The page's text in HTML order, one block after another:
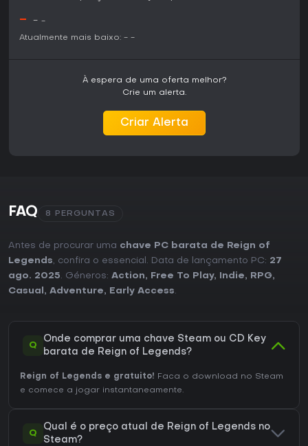
- - -
Atualmente mais baixo: - -
À espera de uma oferta melhor?
Crie um alerta.
Criar Alerta
FAQ 8 PERGUNTAS
Antes de procurar uma chave PC barata de Reign of
Legends, confira o essencial. Data de lançamento PC: 27
ago. 2025. Géneros: Action, Free To Play, Indie, RPG,
Casual , Adventure, Early Access.
Q
Onde comprar uma chave Steam ou CD Key
barata de Reign of Legends?
Reign of Legends e gratuito! Faca o download no Steam
e comece a jogar instantaneamente.
Q
Qual é o preço atual de Reign of Legends no
Steam?